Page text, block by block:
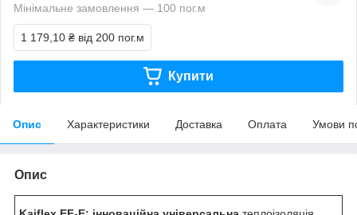
Мінімальне замовлення — 100 пог.м
1 179,10 ₴ від 200 пог.м
Купити
Опис Характеристики Доставка Оплата Умови
Опис